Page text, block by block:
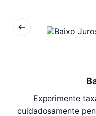
Experimente
cuidadosamente